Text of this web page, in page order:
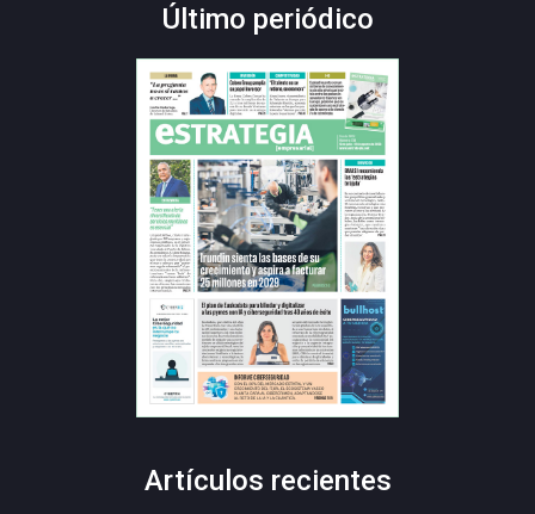
Último periódico
Artículos recientes